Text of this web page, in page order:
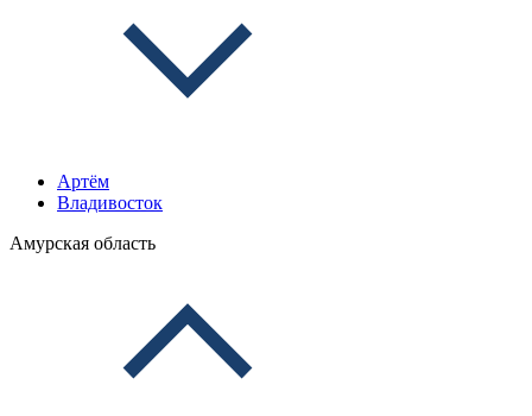
Артём
Владивосток
Амурская область